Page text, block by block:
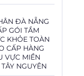
ĐÀ NẴNG
GÓI TẦM
KHỎE TOÀN
CẤP HÀNG
VỰC MIỀN
NGUYÊN